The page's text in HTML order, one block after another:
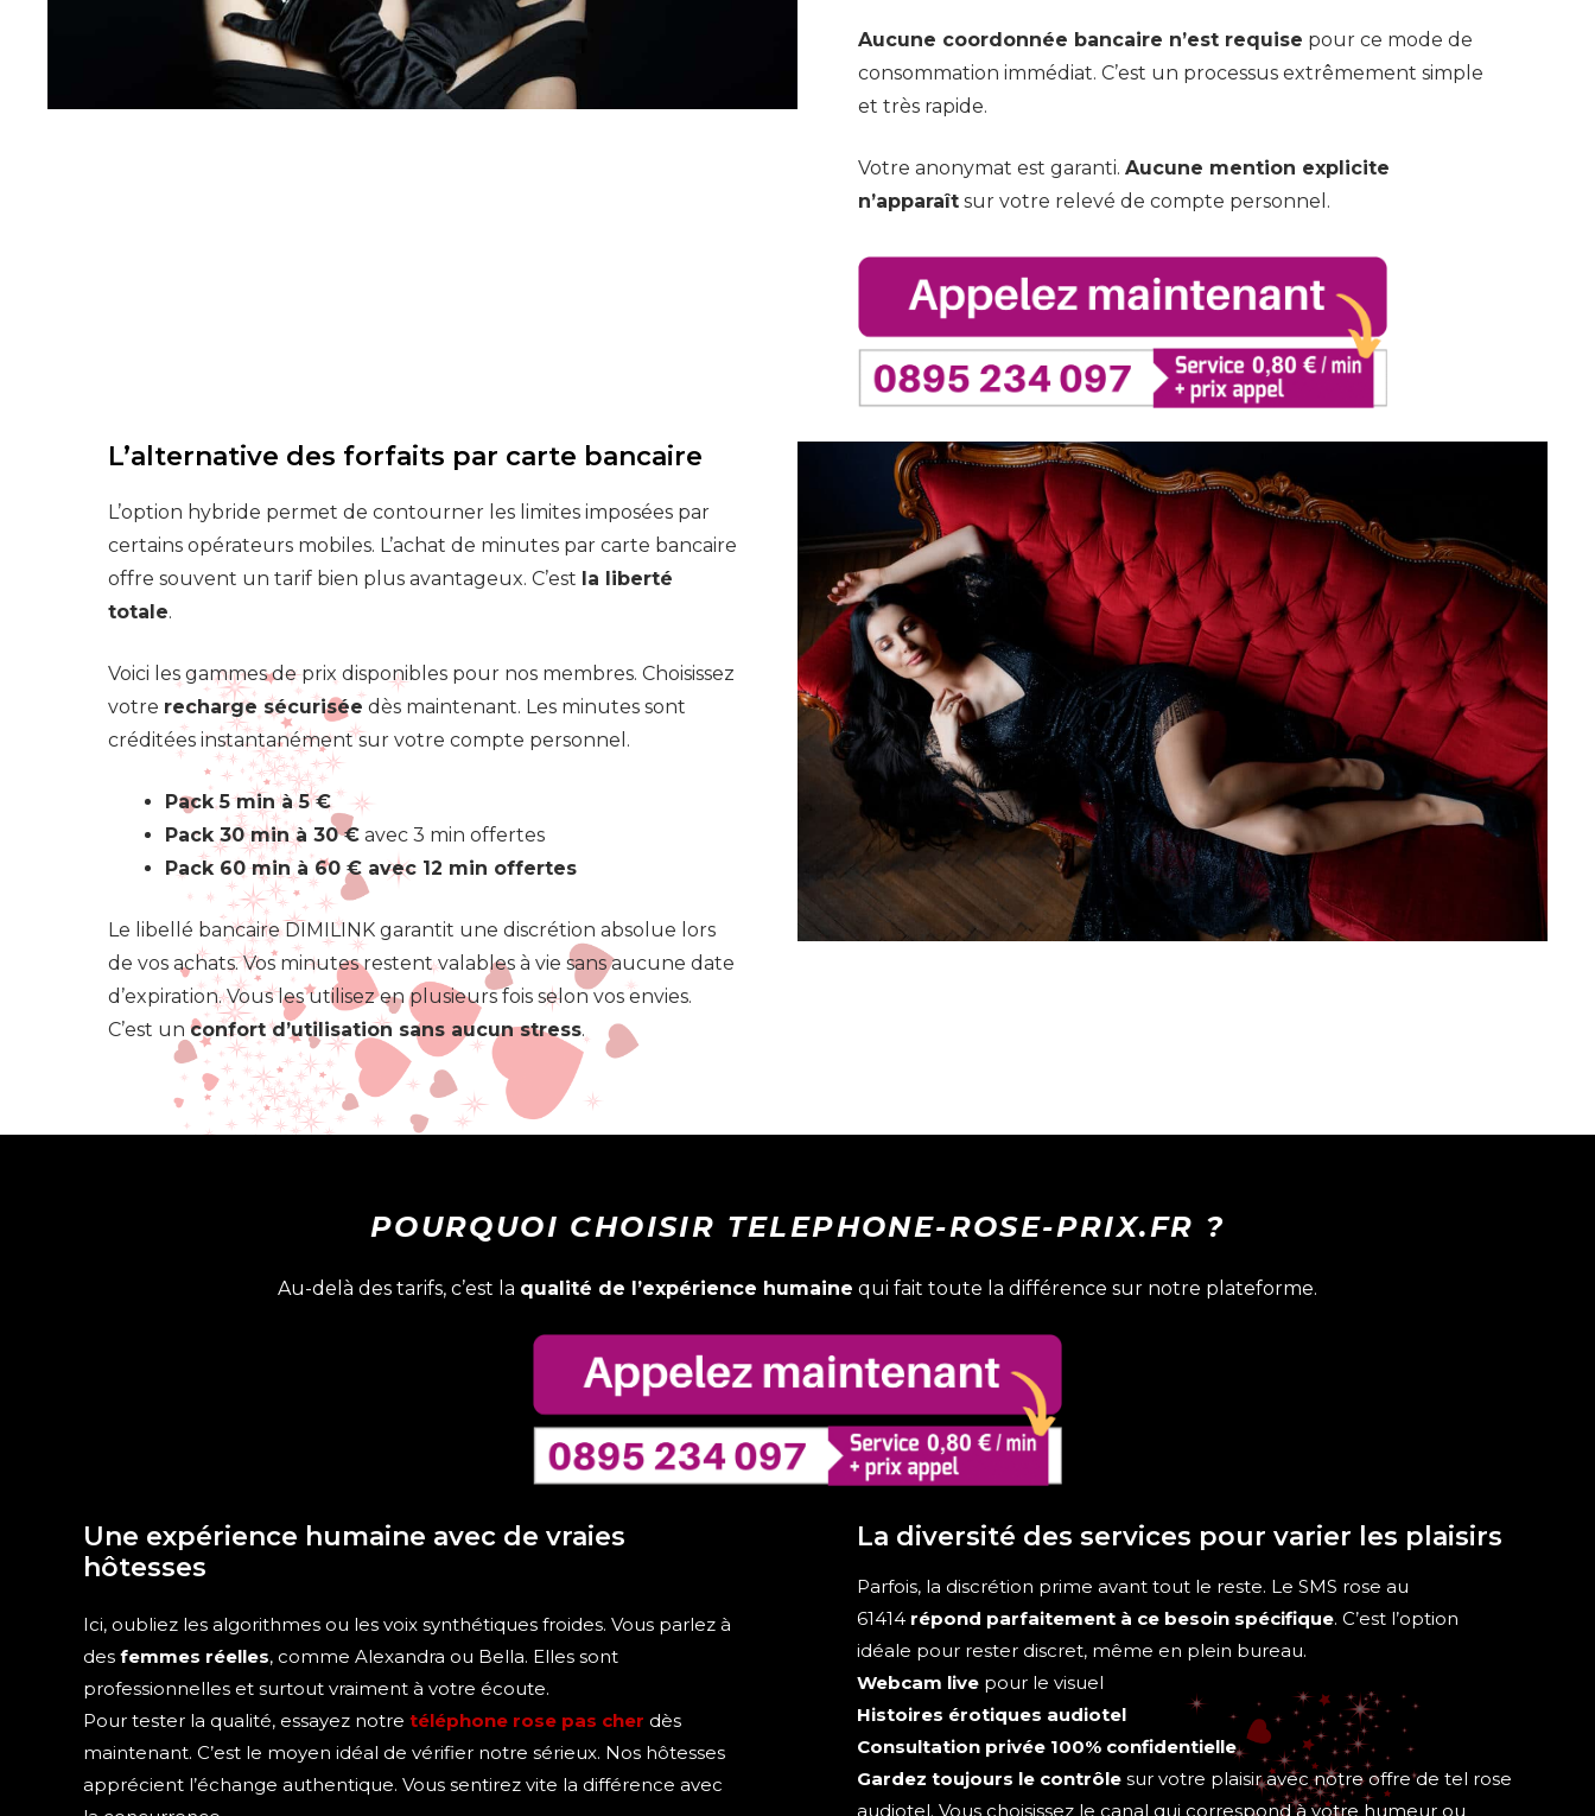
Aucune coordonnée bancaire n’est requise pour ce mode de
consommation immédiat. C’est un processus extrêmement simple
et très rapide.
Votre anonymat est garanti. Aucune mention explicite
n’apparaîtsur votre relevé de compte personnel.
L’alternative des forfaits par carte bancaire
L’option hybride permet de contourner les limites imposées par
certains opérateurs mobiles. L’achat de minutes par carte bancaire
offre souvent un tarif bien plus avantageux. C’est la liberté
totale.
Voici les gammes de prix disponibles pour nos membres. Choisissez
votre recharge sécurisée dès maintenant. Les minutes sont
créditées instantanément sur votre compte personnel.
Pack 5 min à 5 €
Pack 30 min à 30 €avec 3 min offertes
Pack 60 min à 60 € avec 12 min offertes
Le libellé bancaire DIMILINK garantit une discrétion absolue lors
de vos achats. Vos minutes restent valables à vie sans aucune date
d’expiration. Vous les utilisez en plusieurs fois selon vos envies.
C’est un confort d’utilisation sans aucun stress.
POURQUOI CHOISIR TELEPHONE-ROSE-PRIX.FR ?
Au-delà des tarifs, c’est la qualité de l’expérience humaine qui fait toute la différence sur notre plateforme.
Une expérience humaine avec de vraies
hôtesses
Ici, oubliez les algorithmes ou les voix synthétiques froides. Vous parlez à
des femmes réelles, comme Alexandra ou Bella. Elles sont
professionnelles et surtout vraiment à votre écoute.
Pour tester la qualité, essayez notre téléphone rose pas cher dès
maintenant. C’est le moyen idéal de vérifier notre sérieux. Nos hôtesses
apprécient l’échange authentique. Vous sentirez vite la différence avec
La diversité des services pour varier les plaisirs
Parfois, la discrétion prime avant tout le reste. Le SMS rose au
61414 répond parfaitement à ce besoin spécifique. C’est l’option
idéale pour rester discret, même en plein bureau.
Webcam live pour le visuel
Histoires érotiques audiotel
Consultation privée 100% confidentielle
Gardez toujours le contrôle sur votre plaisir avec notre offre de tel rose
audiotel. Vous choisissez le canal qui correspond à votre humeur ou